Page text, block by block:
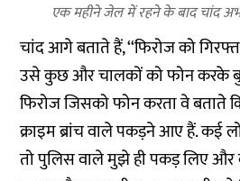
एक महीने जेल में रहने के बाद चांद
चांद आगे बताते हैं, ‘‘फिरोज को
उसे कुछ और चालकों को फोन करके
फिरोज जिसको फोन करता वे बताते
क्राइम ब्रांच वाले पकड़ने आए हैं. कई
तो पुलिस वाले मुझे ही पकड़ लिए और